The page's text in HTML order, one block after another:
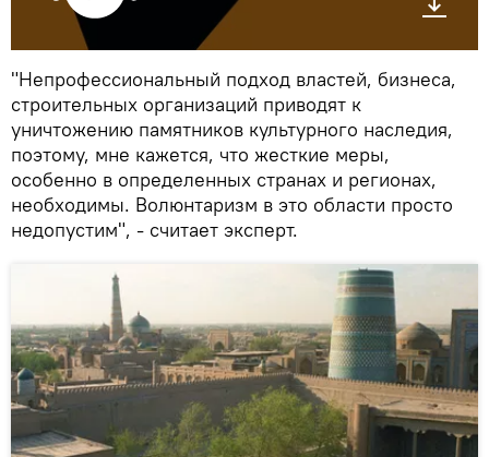
"Непрофессиональный подход властей, бизнеса,
строительных организаций приводят к
уничтожению памятников культурного наследия,
поэтому, мне кажется, что жесткие меры,
особенно в определенных странах и регионах,
необходимы. Волюнтаризм в это области просто
недопустим", - считает эксперт.